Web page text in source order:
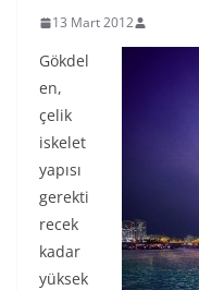
13 Mart 2012
Gökdel
en,
çelik
iskelet
yapısı
gerekti
recek
kadar
yüksek